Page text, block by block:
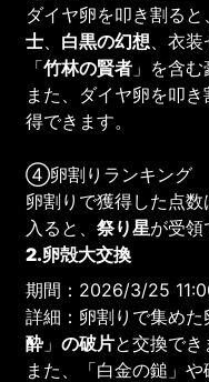
ダイヤ卵を叩き割ると
士
白黒の幻想 、衣
「竹林の賢者 」を含
また、ダイヤ卵を叩
得できます。
④卵割りランキング
卵割りで獲得した点
入ると、祭り星が受領
2.卵殻大交換
期間：2026/3/25
詳細：卵割りで集め
酔 」の破片と交換でき
また、「白金の鎚」や